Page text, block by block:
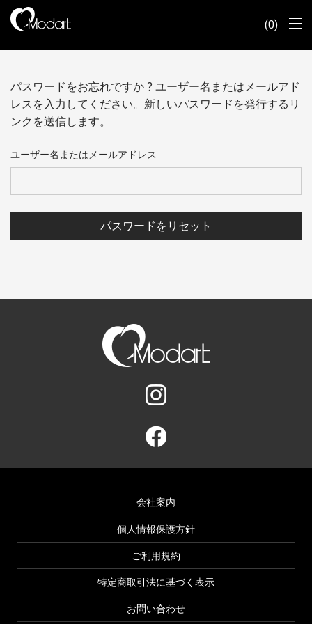
0
パスワードをお忘れですか ? ユーザー名またはメールアド
レスを入力してください。新しいパスワードを発行するリ
ンクを送信します。
ユーザー名またはメールアドレス
パスワードをリセット
会社案内
個人情報保護方針
ご利用規約
特定商取引法に基づく表示
お問い合わせ